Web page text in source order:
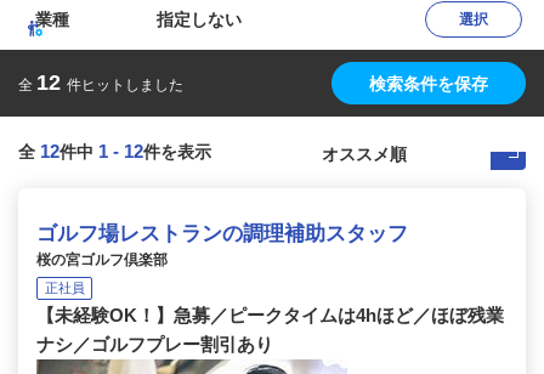
業種 指定しない 選択
全 12 件ヒットしました 検索条件を保存
全 12件中 1 - 12件を表示
ゴルフ場レストランの調理補助スタッフ
桜の宮ゴルフ倶楽部
正社員
【未経験OK！】急募／ピークタイムは4hほど／ほぼ残業
ナシ／ゴルフプレー割引あり